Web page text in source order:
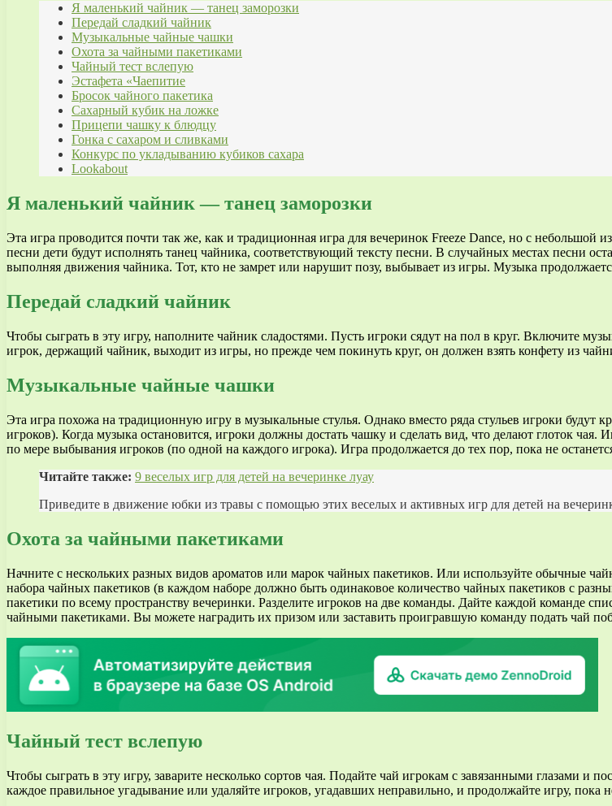
Я маленький чайник — танец заморозки
Передай сладкий чайник
Музыкальные чайные чашки
Охота за чайными пакетиками
Чайный тест вслепую
Эстафета «Чаепитие
Бросок чайного пакетика
Сахарный кубик на ложке
Прицепи чашку к блюдцу
Гонка с сахаром и сливками
Конкурс по укладыванию кубиков сахара
Lookabout
Я маленький чайник — танец заморозки
Эта игра проводится почти так же, как и традиционная игра для вечеринок Freeze Dance, но с
песни дети будут исполнять танец чайника, соответствующий тексту песни. В случайных местах песни
выполняя движения чайника. Тот, кто не замрет или нарушит позу, выбывает из игры. Музыка
Передай сладкий чайник
Чтобы сыграть в эту игру, наполните чайник сладостями. Пусть игроки сядут на пол в круг. Включите
игрок, держащий чайник, выходит из игры, но прежде чем покинуть круг, он должен взять конфету из
Музыкальные чайные чашки
Эта игра похожа на традиционную игру в музыкальные стулья. Однако вместо ряда стульев игроки
игроков). Когда музыка остановится, игроки должны достать чашку и сделать вид, что делают глоток
по мере выбывания игроков (по одной на каждого игрока). Игра продолжается до тех пор, пока не
Читайте также: 9 веселых игр для детей на вечеринке луау
Приведите в движение юбки из травы с помощью этих веселых и активных игр для детей на
Охота за чайными пакетиками
Начните с нескольких разных видов ароматов или марок чайных пакетиков. Или используйте обычные
набора чайных пакетиков (в каждом наборе должно быть одинаковое количество чайных пакетиков с
пакетики по всему пространству вечеринки. Разделите игроков на две команды. Дайте каждой команде
чайными пакетиками. Вы можете наградить их призом или заставить проигравшую команду подать чай
Чайный тест вслепую
Чтобы сыграть в эту игру, заварите несколько сортов чая. Подайте чай игрокам с завязанными глазами и
каждое правильное угадывание или удаляйте игроков, угадавших неправильно, и продолжайте игру, пока